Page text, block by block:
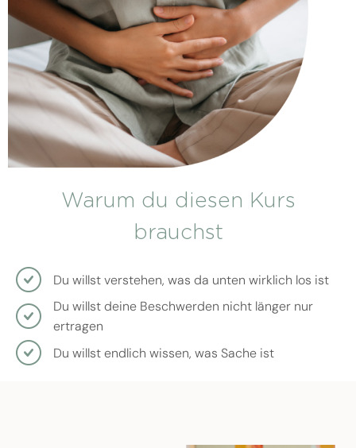
Warum du diesen Kurs
brauchst
Du willst verstehen, was da unten wirklich los ist
Du willst deine Beschwerden nicht länger nur
ertragen
Du willst endlich wissen, was Sache ist